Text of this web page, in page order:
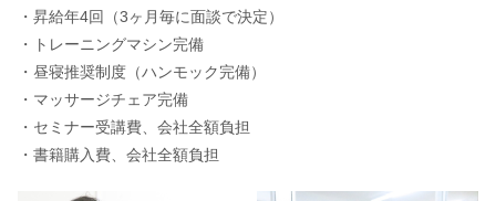
・昇給年4回（3ヶ月毎に面談で決定）
・トレーニングマシン完備
・昼寝推奨制度（ハンモック完備）
・マッサージチェア完備
・セミナー受講費、会社全額負担
・書籍購入費、会社全額負担